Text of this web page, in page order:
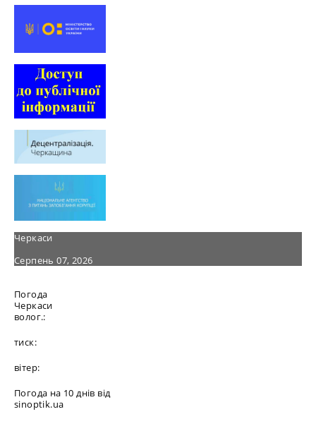
Черкаси
Серпень 07, 2026
Погода
Черкаси
волог.:
тиск:
вітер:
Погода на 10 днів від
sinoptik.ua